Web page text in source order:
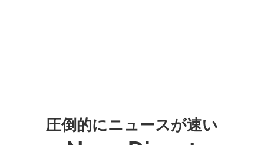
圧倒的にニュースが速い